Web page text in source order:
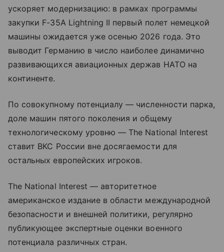
ускоряет модернизацию: в рамках программы
закупки F-35A Lightning II первый полет немецкой
машины ожидается уже осенью 2026 года. Это
выводит Германию в число наиболее динамично
развивающихся авиационных держав НАТО на
континенте.
По совокупному потенциалу — численности парка,
доле машин пятого поколения и общему
технологическому уровню — The National Interest
ставит ВКС России вне досягаемости для
остальных европейских игроков.
The National Interest — авторитетное
американское издание в области международной
безопасности и внешней политики, регулярно
публикующее экспертные оценки военного
потенциала различных стран.